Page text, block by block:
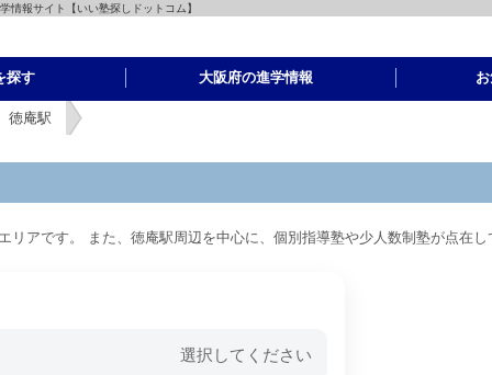
情報サイト【いい塾探しドットコム】
探す 大阪府の進学情報
徳庵駅
アです。 また、徳庵駅周辺を中心に、個別指導塾や少人数制塾が点在し
選択してください